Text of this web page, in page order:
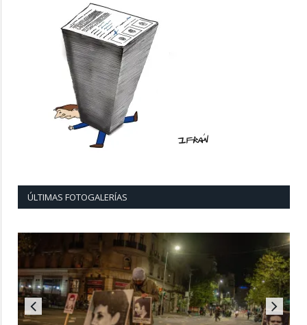
ÚLTIMAS FOTOGALERÍAS